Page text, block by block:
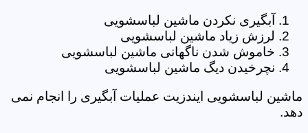
آبگیری نکردن ماشین لباسشویی
لرزش زیاد ماشین لباسشویی
خاموش شدن ناگهانی ماشین لباسشویی
نچرخیدن دیگ ماشین لباسشویی
ماشین لباسشویی ایندزیت عملیات آبگیری را انجام نمی
دهد.